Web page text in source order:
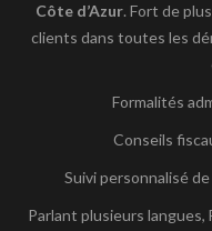
Côte d’Azur. Fort de
clients dans toutes les
Formalités
Conseils
Suivi personnalisé
Parlant plusieurs